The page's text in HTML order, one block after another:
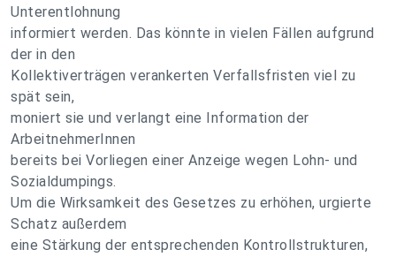
Unterentlohnung
informiert werden. Das könnte in vielen Fällen aufgrund
der in den
Kollektiverträgen verankerten Verfallsfristen viel zu
spät sein,
moniert sie und verlangt eine Information der
ArbeitnehmerInnen
bereits bei Vorliegen einer Anzeige wegen Lohn- und
Sozialdumpings.
Um die Wirksamkeit des Gesetzes zu erhöhen, urgierte
Schatz außerdem
eine Stärkung der entsprechenden Kontrollstrukturen,